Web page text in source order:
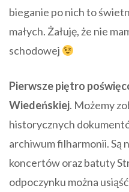
bieganie po nich to
małych. Żałuję, że nie
schodowej
Pierwsze piętro
Wiedeńskiej. Możemy
historycznych
archiwum filharmonii. Są
koncertów oraz batuty
odpoczynku można